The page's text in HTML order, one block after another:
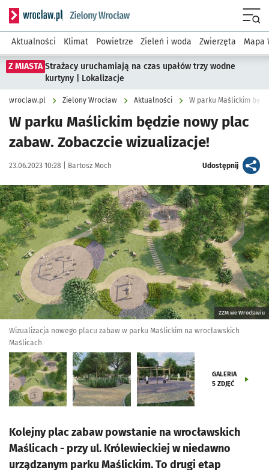
Serwis informacyjny wroclaw.pl podserwis: Środowisko we
Aktualności Klimat Powietrze Zieleń i woda Zwierzęta Mapa
Z MIASTA Strażacy uruchamiają na czas upałów trzy wodne
kurtyny | Lokalizacje
wroclaw.pl Zielony Wrocław Aktualności W parku Maślickim
W parku Maślickim będzie nowy plac
zabaw. Zobaczcie wizualizacje!
Data publikacji:
23.06.2023 10:28 | Autor:
Bartosz Moch Udostępnijartykuł
Kliknij, aby zobaczyć galerię
ZZM we Wrocławiu
Wizualizacja nowego placu zabaw w parku Maślickim na wrocławskich
Maślicach
GALERIA
5 ZDJĘĆ
Kolejny plac zabaw powstanie na wrocławskich
Maślicach - przy ul. Królewieckiej w niedawno
urządzanym parku Maślickim. To drugi etap